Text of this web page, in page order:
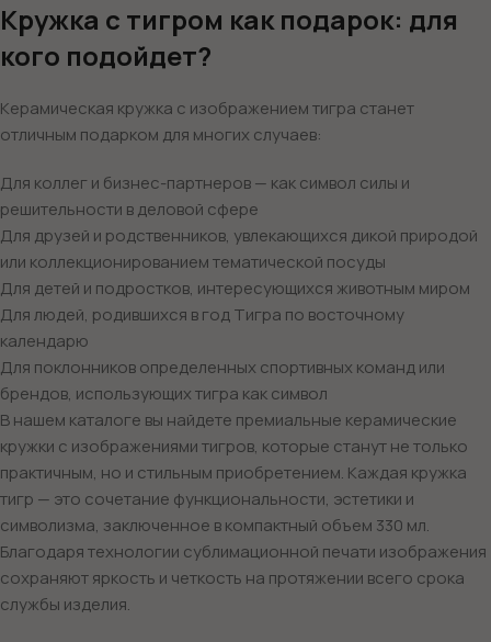
Кружка с тигром как подарок: для
кого подойдет?
Керамическая кружка с изображением тигра станет
отличным подарком для многих случаев:
Для коллег и бизнес-партнеров — как символ силы и
решительности в деловой сфере
Для друзей и родственников, увлекающихся дикой природой
или коллекционированием тематической посуды
Для детей и подростков, интересующихся животным миром
Для людей, родившихся в год Тигра по восточному
календарю
Для поклонников определенных спортивных команд или
брендов, использующих тигра как символ
В нашем каталоге вы найдете премиальные керамические
кружки с изображениями тигров, которые станут не только
практичным, но и стильным приобретением. Каждая кружка
тигр — это сочетание функциональности, эстетики и
символизма, заключенное в компактный объем 330 мл.
Благодаря технологии сублимационной печати изображения
сохраняют яркость и четкость на протяжении всего срока
службы изделия.